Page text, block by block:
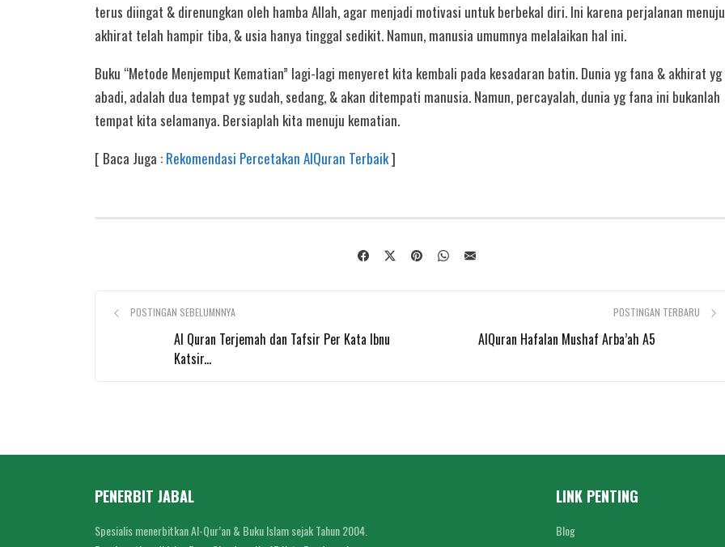
terus diingat & direnungkan oleh hamba Allah, agar menjadi motivasi untuk berbekal diri. Ini karena perjalanan menuju
akhirat telah hampir tiba, & usia hanya tinggal sedikit. Namun, manusia umumnya melalaikan hal ini.
Buku “Metode Menjemput Kematian” lagi-lagi menyeret kita kembali pada kesadaran batin. Dunia yg fana & akhirat yg
abadi, adalah dua tempat yg sudah, sedang, & akan ditempati manusia. Namun, percayalah, dunia yg fana ini bukanlah
tempat kita selamanya. Bersiaplah kita menuju kematian.
[ Baca Juga : Rekomendasi Percetakan AlQuran Terbaik]
POSTINGAN SEBELUMNNYA
Al Quran Terjemah dan Tafsir Per Kata Ibnu
Katsir...
POSTINGAN TERBARU
AlQuran Hafalan Mushaf Arba’ah A5
PENERBIT JABAL
Spesialis menerbitkan Al-Qur’an & Buku Islam sejak Tahun 2004.
LINK PENTING
Blog